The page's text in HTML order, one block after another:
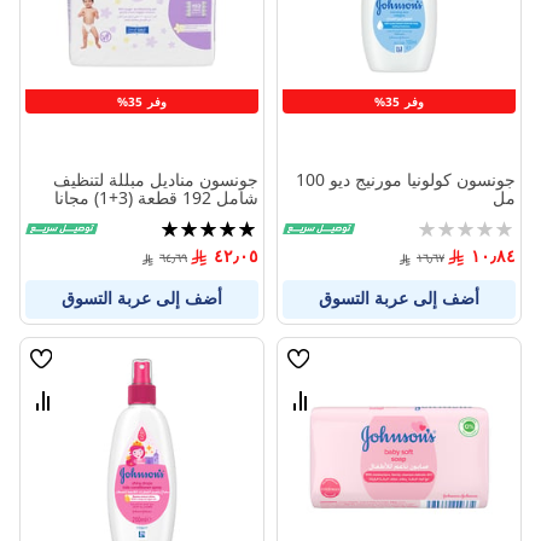
وفر 35%
جونسون كولونيا مورنيج ديو 100
مل
Rating:
0%
١٠٫٨٤ ١٦٫٦٧
أضف إلى عربة التسوق
وفر 35%
جونسون مناديل مبللة لتنظيف
شامل 192 قطعة (3+1) مجانا
تقييم:
100%
٤٢٫٠٥ ٦٤٫٦٩
أضف إلى عربة التسوق
قائمة
قارن
قائمة
قارن